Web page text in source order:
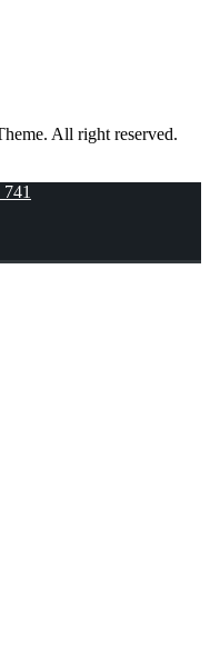
All right reserved.